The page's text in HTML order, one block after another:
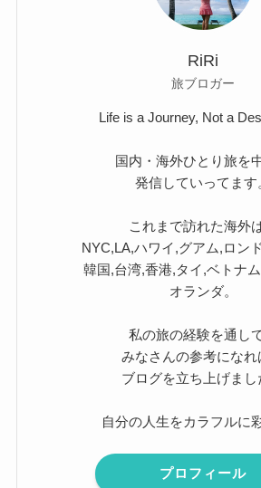
RiRi
旅ブロガー
Life is a Journey, Not a
国内・海外ひとり旅を
発信していってます
これまで訪れた海外は
NYC,LA,ハワイ,グアム,ロン
韓国,台湾,香港,タイ,ベトナ
オランダ。
私の旅の経験を通して
みなさんの参考になれ
ブログを立ち上げまし
自分の人生をカラフルに
プロフィール